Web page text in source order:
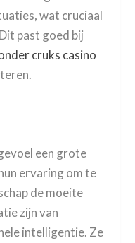
wat cruciaal
past goed bij
cruks casino
een grote
ervaring om te
de moeite
zijn van
intelligentie. Ze